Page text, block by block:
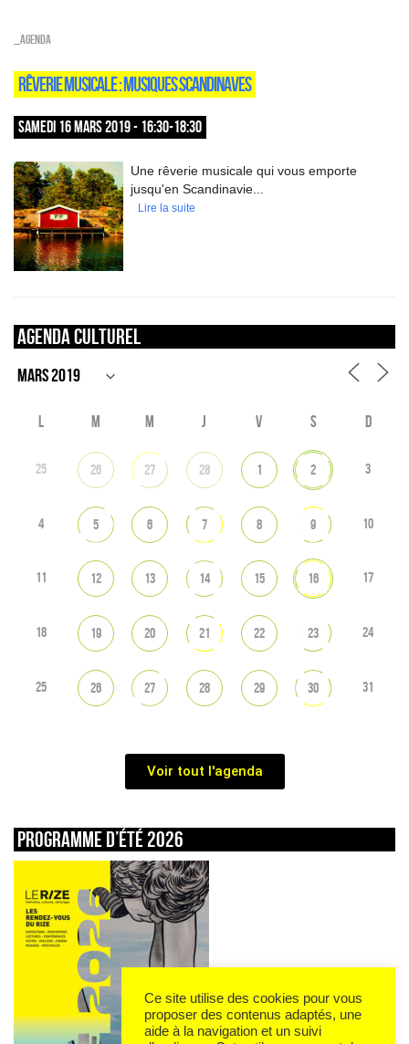
_Agenda
RÊVERIE MUSICALE : MUSIQUES SCANDINAVES
SAMEDI 16 MARS 2019 - 16:30-18:30
Une rêverie musicale qui vous emporte
jusqu'en Scandinavie...
Lire la suite
Agenda culturel
L M M J V S D
25 26 27 28 1 2 3
4 5 6 7 8 9 10
11 12 13 14 15 16 17
18 19 20 21 22 23 24
25 26 27 28 29 30 31
Voir tout l'agenda
Programme d’été 2026
Ce site utilise des cookies pour vous
proposer des contenus adaptés, une
aide à la navigation et un suivi